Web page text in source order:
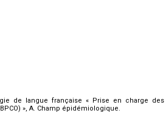
de langue française « Prise en charge des
», A. Champ épidémiologique.